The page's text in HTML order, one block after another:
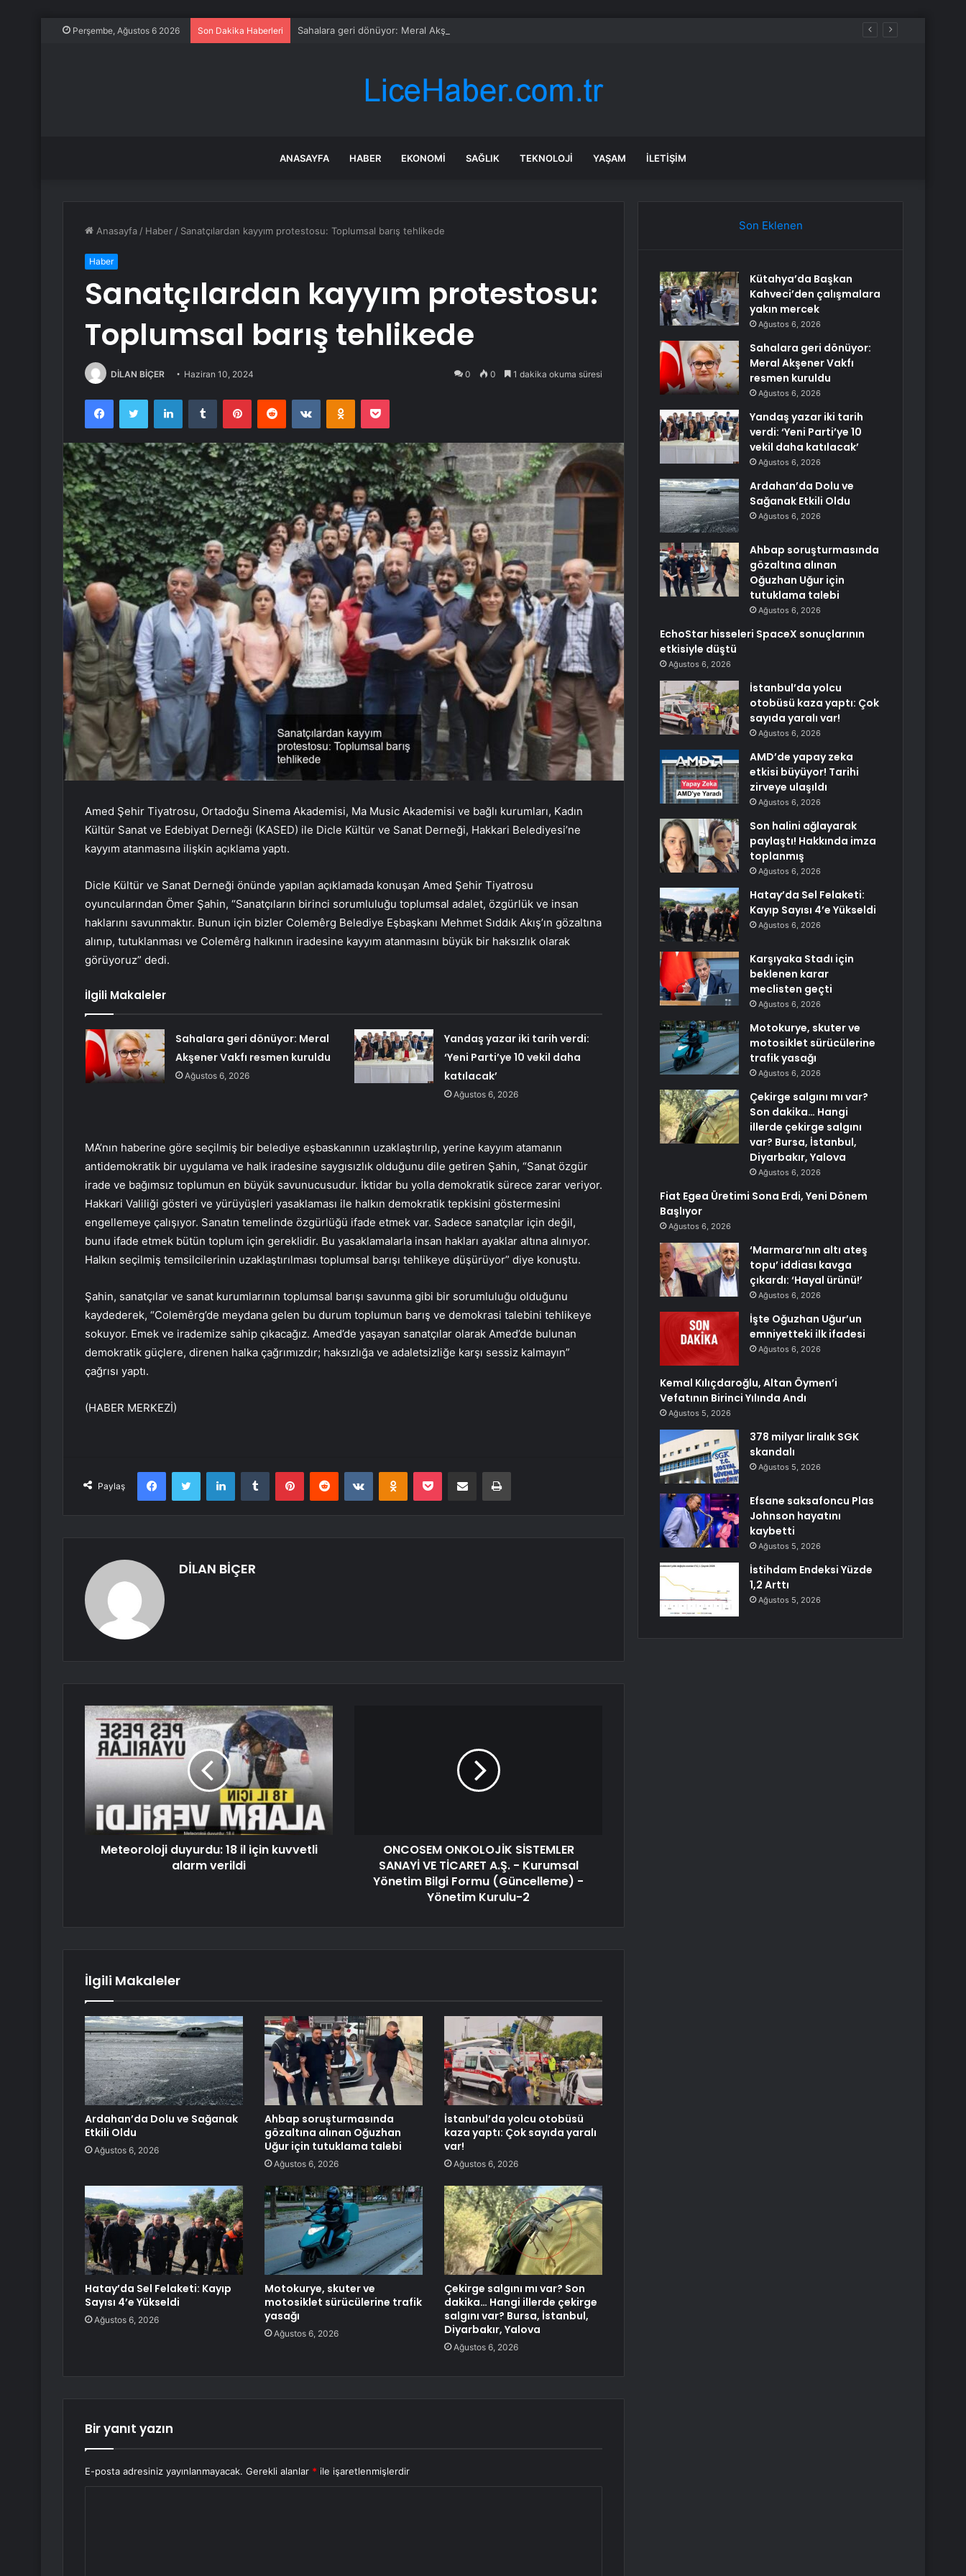
Perşembe, Ağustos 6 2026 Son Dakika Haberleri Sahalara geri dönüyor: Meral Akşener Vakfı resmen kuruldu
ANASAYFA HABER EKONOMI SAĞLIK TEKNOLOJI YAŞAM İLETIŞIM
Anasayfa / Haber / Sanatçılardan kayyım protestosu: Toplumsal barış tehlikede
Haber
Sanatçılardan kayyım protestosu:
Toplumsal barış tehlikede
DİLAN BİÇER Haziran 10, 2024 0 0 1 dakika okuma süresi
FacebookTwitter LinkedInTumblr PinterestReddit VKontakteOdnoklassniki
Pocket
Amed Şehir Tiyatrosu, Ortadoğu Sinema Akademisi, Ma Music Akademisi ve bağlı kurumları, Kadın
Kültür Sanat ve Edebiyat Derneği (KASED) ile Dicle Kültür ve Sanat Derneği, Hakkari Belediyesi’ne
kayyım atanmasına ilişkin açıklama yaptı.
Dicle Kültür ve Sanat Derneği önünde yapılan açıklamada konuşan Amed Şehir Tiyatrosu
oyuncularından Ömer Şahin, “Sanatçıların birinci sorumluluğu toplumsal adalet, özgürlük ve insan
haklarını savunmaktır. Bunun için bizler Colemêrg Belediye Eşbaşkanı Mehmet Sıddık Akış’ın gözaltına
alınıp, tutuklanması ve Colemêrg halkının iradesine kayyım atanmasını büyük bir haksızlık olarak
görüyoruz” dedi.
İlgili Makaleler
Sahalara geri dönüyor: Meral
Akşener Vakfı resmen kuruldu
Ağustos 6, 2026
Yandaş yazar iki tarih verdi:
‘Yeni Parti’ye 10 vekil daha
katılacak’
Ağustos 6, 2026
MA’nın haberine göre seçilmiş bir belediye eşbaskanının uzaklaştırılıp, yerine kayyım atamanın
antidemokratik bir uygulama ve halk iradesine saygısızlık olduğunu dile getiren Şahin, “Sanat özgür
irade ve bağımsız toplumun en büyük savunucusudur. İktidar bu yolla demokratik sürece zarar veriyor.
Hakkari Valiliği gösteri ve yürüyüşleri yasaklaması ile halkın demokratik tepkisini göstermesini
engellemeye çalışıyor. Sanatın temelinde özgürlüğü ifade etmek var. Sadece sanatçılar için değil,
bunu ifade etmek bütün toplum için gereklidir. Bu yasaklamalarla insan hakları ayaklar altına alınıyor.
Halkın seçilmiş temsilcilerinin uzaklaştırılması toplumsal barışı tehlikeye düşürüyor” diye konuştu.
Şahin, sanatçılar ve sanat kurumlarının toplumsal barışı savunma gibi bir sorumluluğu olduğunu
kaydederek, “Colemêrg’de meydana gelen bu durum toplumun barış ve demokrasi talebini tehlikeye
sokuyor. Emek ve irademize sahip çıkacağız. Amed’de yaşayan sanatçılar olarak Amed’de bulunan
demokratik güçlere, direnen halka çağrımızdır; haksızlığa ve adaletsizliğe karşı sessiz kalmayın”
çağrısı yaptı.
(HABER MERKEZİ)
Paylaş
FacebookTwitter LinkedInTumblr PinterestReddit VKontakteOdnoklassniki
Pocket E-Posta ile paylaş Yazdır
DİLAN BİÇER
Meteoroloji duyurdu: 18 il için kuvvetli
alarm verildi
ONCOSEM ONKOLOJİK SİSTEMLER
SANAYİ VE TİCARET A.Ş. - Kurumsal
Yönetim Bilgi Formu (Güncelleme) -
Yönetim Kurulu-2
İlgili Makaleler
Ardahan’da Dolu ve Sağanak
Etkili Oldu
Ağustos 6, 2026
Ahbap soruşturmasında
gözaltına alınan Oğuzhan
Uğur için tutuklama talebi
Ağustos 6, 2026
İstanbul’da yolcu otobüsü
kaza yaptı: Çok sayıda yaralı
var!
Ağustos 6, 2026
Hatay’da Sel Felaketi: Kayıp
Sayısı 4’e Yükseldi
Ağustos 6, 2026
Motokurye, skuter ve
motosiklet sürücülerine trafik
yasağı
Ağustos 6, 2026
Çekirge salgını mı var? Son
dakika… Hangi illerde çekirge
salgını var? Bursa, İstanbul,
Diyarbakır, Yalova
Ağustos 6, 2026
Bir yanıt yazın
E-posta adresiniz yayınlanmayacak. Gerekli alanlar * ile işaretlenmişlerdir
Son Eklenen
Kütahya’da Başkan
Kahveci’den çalışmalara
yakın mercek
Ağustos 6, 2026
Sahalara geri dönüyor:
Meral Akşener Vakfı
resmen kuruldu
Ağustos 6, 2026
Yandaş yazar iki tarih
verdi: ‘Yeni Parti’ye 10
vekil daha katılacak’
Ağustos 6, 2026
Ardahan’da Dolu ve
Sağanak Etkili Oldu
Ağustos 6, 2026
Ahbap soruşturmasında
gözaltına alınan
Oğuzhan Uğur için
tutuklama talebi
Ağustos 6, 2026
EchoStar hisseleri SpaceX sonuçlarının
etkisiyle düştü
Ağustos 6, 2026
İstanbul’da yolcu
otobüsü kaza yaptı: Çok
sayıda yaralı var!
Ağustos 6, 2026
AMD’de yapay zeka
etkisi büyüyor! Tarihi
zirveye ulaşıldı
Ağustos 6, 2026
Son halini ağlayarak
paylaştı! Hakkında imza
toplanmış
Ağustos 6, 2026
Hatay’da Sel Felaketi:
Kayıp Sayısı 4’e Yükseldi
Ağustos 6, 2026
Karşıyaka Stadı için
beklenen karar
meclisten geçti
Ağustos 6, 2026
Motokurye, skuter ve
motosiklet sürücülerine
trafik yasağı
Ağustos 6, 2026
Çekirge salgını mı var?
Son dakika… Hangi
illerde çekirge salgını
var? Bursa, İstanbul,
Diyarbakır, Yalova
Ağustos 6, 2026
Fiat Egea Üretimi Sona Erdi, Yeni Dönem
Başlıyor
Ağustos 6, 2026
‘Marmara’nın altı ateş
topu’ iddiası kavga
çıkardı: ‘Hayal ürünü!’
Ağustos 6, 2026
İşte Oğuzhan Uğur’un
emniyetteki ilk ifadesi
Ağustos 6, 2026
Kemal Kılıçdaroğlu, Altan Öymen’i
Vefatının Birinci Yılında Andı
Ağustos 5, 2026
378 milyar liralık SGK
skandalı
Ağustos 5, 2026
Efsane saksafoncu Plas
Johnson hayatını
kaybetti
Ağustos 5, 2026
İstihdam Endeksi Yüzde
1,2 Arttı
Ağustos 5, 2026